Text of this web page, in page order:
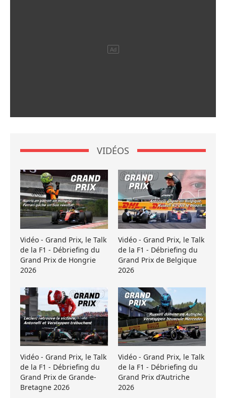
VIDÉOS
Vidéo - Grand Prix, le Talk
de la F1 - Débriefing du
Grand Prix de Hongrie
2026
Vidéo - Grand Prix, le Talk
de la F1 - Débriefing du
Grand Prix de Belgique
2026
Vidéo - Grand Prix, le Talk
de la F1 - Débriefing du
Grand Prix de Grande-
Bretagne 2026
Vidéo - Grand Prix, le Talk
de la F1 - Débriefing du
Grand Prix d’Autriche
2026